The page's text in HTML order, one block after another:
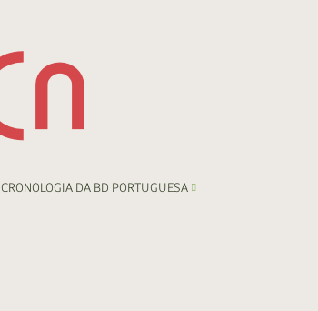
CRONOLOGIA DA BD PORTUGUESA